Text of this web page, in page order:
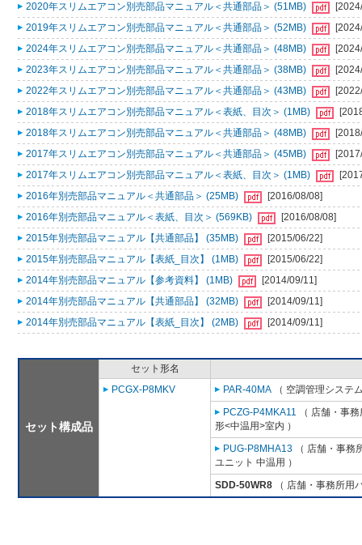
2020年スリムエアコン別売部品マニュアル＜共通部品＞ (51MB)
2019年スリムエアコン別売部品マニュアル＜共通部品＞ (52MB)
2024年スリムエアコン別売部品マニュアル＜共通部品＞ (48MB)
2023年スリムエアコン別売部品マニュアル＜共通部品＞ (38MB)
2022年スリムエアコン別売部品マニュアル＜共通部品＞ (43MB)
2018年スリムエアコン別売部品マニュアル＜表紙、目次＞ (1MB)
2018年スリムエアコン別売部品マニュアル＜共通部品＞ (48MB)
2017年スリムエアコン別売部品マニュアル＜共通部品＞ (45MB)
2017年スリムエアコン別売部品マニュアル＜表紙、目次＞ (1MB)
2016年別売部品マニュアル＜共通部品＞ (25MB)
[2016/08/08]
2016年別売部品マニュアル＜表紙、目次＞ (569KB)
[2016/08/08]
2015年別売部品マニュアル【共通部品】 (35MB)
[2015/06/22]
2015年別売部品マニュアル【表紙_目次】 (1MB)
[2015/06/22]
2014年別売部品マニュアル【参考資料】 (1MB)
[2014/09/11]
2014年別売部品マニュアル【共通部品】 (32MB)
[2014/09/11]
2014年別売部品マニュアル【表紙_目次】 (2MB)
[2014/09/11]
セット構成品
セット形名
PCGX-P8MKV
PAR-40MA （ 空調管理システ
PCZG-P4MKA11 （ 店舗・事
形<中温用>室内 ）
PUG-P8MHA13 （ 店舗・事務
ユニット 中温用 ）
SDD-50WR8 （ 店舗・事務所用